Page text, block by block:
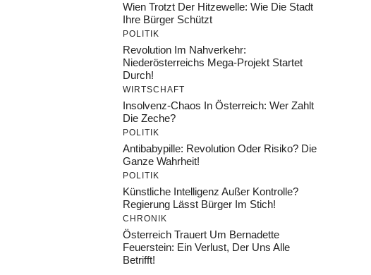
Wien Trotzt Der Hitzewelle: Wie Die Stadt
Ihre Bürger Schützt
POLITIK
Revolution Im Nahverkehr:
Niederösterreichs Mega-Projekt Startet
Durch!
WIRTSCHAFT
Insolvenz-Chaos In Österreich: Wer Zahlt
Die Zeche?
POLITIK
Antibabypille: Revolution Oder Risiko? Die
Ganze Wahrheit!
POLITIK
Künstliche Intelligenz Außer Kontrolle?
Regierung Lässt Bürger Im Stich!
CHRONIK
Österreich Trauert Um Bernadette
Feuerstein: Ein Verlust, Der Uns Alle
Betrifft!